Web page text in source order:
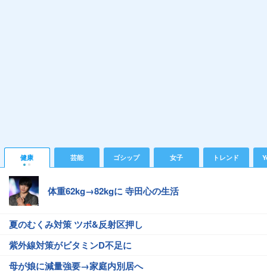
健康 芸能 ゴシップ 女子 トレンド
体重62kg→82kgに 寺田心の生活
夏のむくみ対策 ツボ&反射区押し
紫外線対策がビタミンD不足に
母が娘に減量強要→家庭内別居へ